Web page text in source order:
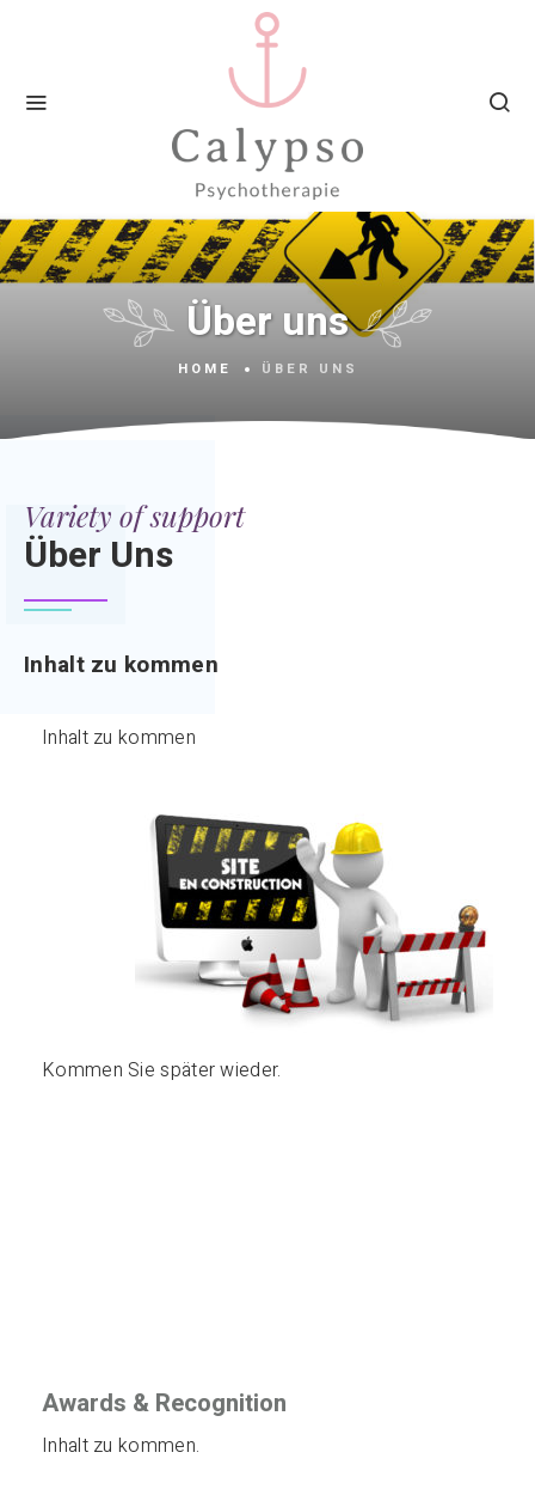
Über uns
HOME ÜBER UNS
Variety of support
Über Uns
Inhalt zu kommen
Inhalt zu kommen
Kommen Sie später wieder.
Awards & Recognition
Inhalt zu kommen.